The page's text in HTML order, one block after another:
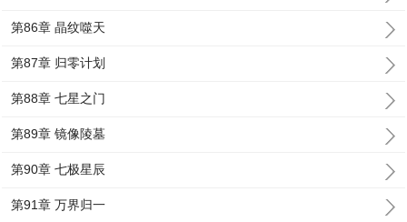
第86章 晶纹噬天
第87章 归零计划
第88章 七星之门
第89章 镜像陵墓
第90章 七极星辰
第91章 万界归一